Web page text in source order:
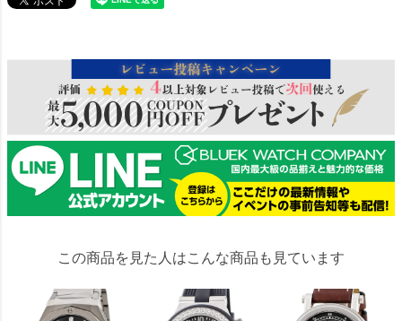
この商品を見た人はこんな商品も見ています